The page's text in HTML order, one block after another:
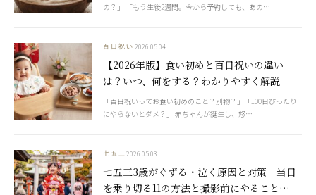
の？」 「もう生後2週間。今から予約しても、あの…
百日祝い 2026.05.04
【2026年版】食い初めと百日祝いの違い
は？いつ、何をする？わかりやすく解説
「百日祝いってお食い初めのこと？別物？」「100日ぴったり
にやらないとダメ？」 赤ちゃんが誕生し、怒…
七五三2026.05.03
七五三3歳がぐずる・泣く原因と対策｜当日
を乗り切る11の方法と撮影前にやること